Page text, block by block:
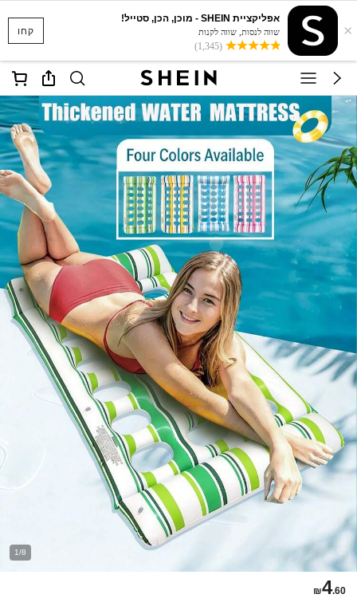
קחו ×
אפליקציית SHEIN - מוכן, הכן, סטייל!
שווה לנסות, שווה לקנות
(1,345)
1/8
₪4.60